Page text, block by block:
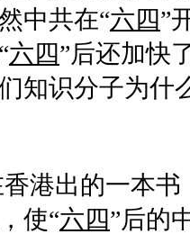
中共在“六四”
六四”后还加快
知识分子为什
港出的一本书
使“六四”后的